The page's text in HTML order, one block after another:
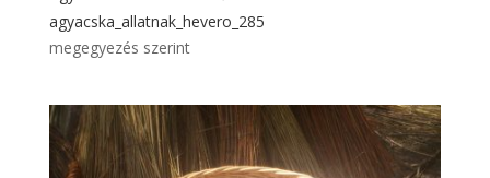
agyacska_allatnak_hevero_285
megegyezés szerint